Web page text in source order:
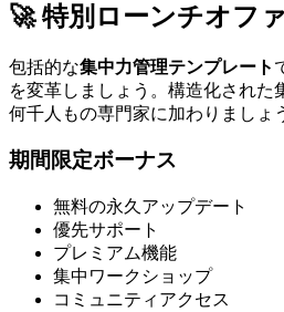
🚀 特別ローンチオフ
包括的な集中力管理テンプレート
を変革しましょう。構造化された
何千人もの専門家に加わりましょ
期間限定ボーナス
無料の永久アップデート
優先サポート
プレミアム機能
集中ワークショップ
コミュニティアクセス